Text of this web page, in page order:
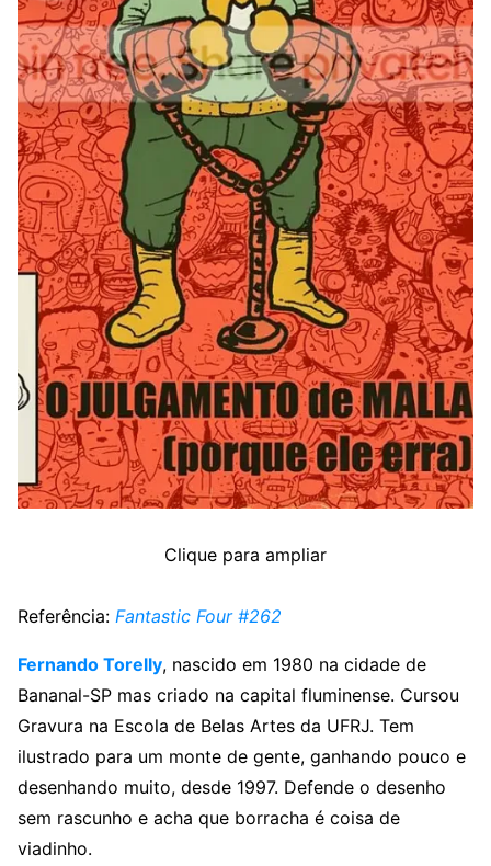
Clique para ampliar
Referência: Fantastic Four #262
Fernando Torelly, nascido em 1980 na cidade de
Bananal-SP mas criado na capital fluminense. Cursou
Gravura na Escola de Belas Artes da UFRJ. Tem
ilustrado para um monte de gente, ganhando pouco e
desenhando muito, desde 1997. Defende o desenho
sem rascunho e acha que borracha é coisa de
viadinho.